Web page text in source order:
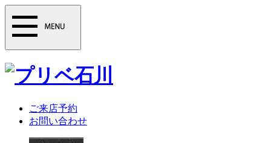
ご来店予約
お問い合わせ